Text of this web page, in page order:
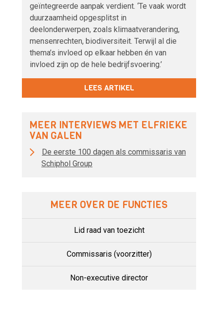
geïntegreerde aanpak verdient. ‘Te vaak wordt
duurzaamheid opgesplitst in
deelonderwerpen, zoals klimaatverandering,
mensenrechten, biodiversiteit. Terwijl al die
thema’s invloed op elkaar hebben én van
invloed zijn op de hele bedrijfsvoering.’
LEES ARTIKEL
MEER INTERVIEWS MET ELFRIEKE
VAN GALEN
De eerste 100 dagen als commissaris van
Schiphol Group
MEER OVER DE FUNCTIES
Lid raad van toezicht
Commissaris (voorzitter)
Non-executive director